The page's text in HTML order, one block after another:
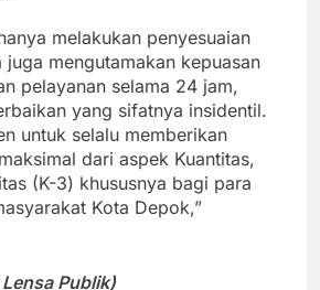
melakukan penyesuaian
mengutamakan kepuasan
pelayanan selama 24 jam,
yang sifatnya insidentil.
untuk selalu memberikan
dari aspek Kuantitas,
(K-3) khususnya bagi para
Kota Depok,”
Publik)